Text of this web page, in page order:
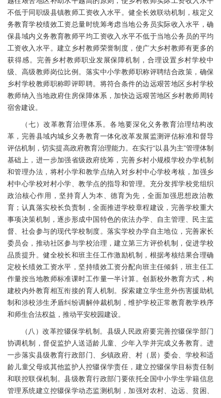
不低于同职级县镇教师工资收入水平。健全长效联动机制，核定义
务教育学校绩效工资总量时统筹考虑当地公务员实际收入水平，确
保县域内义务教育教师平均工资收入水平不低于当地公务员的平均
工资收入水平。建立乡村教师荣誉制度，使广大乡村教师有更多的
获得感。完善乡村教师职业发展保障机制，合理设置乡村学校中
级、高级教师岗位比例。落实中小学教师职称评聘结合政策，确保
乡村学校教师职称即评即聘。将符合条件的边远艰苦地区乡村学校
教师纳入当地政府住房保障体系，加快边远艰苦地区乡村教师周转
宿舍建设。
（七）改革教育治理体系。各地要深化义务教育治理结构改
革，完善县域内城乡义务教育一体化改革发展监测评估标准和督导
评估机制，切实提高政府教育治理能力。在实行“以县为主”管理体制
基础上，进一步加强省级政府统筹，完善乡村小规模学校办学机制
和管理办法，将村小学和教学点纳入对乡村中心学校考核，加强乡
村中心学校对村小学、教学点的指导和管理。充分发挥学校党组织
政治核心作用，坚持育人为本、德育为先，全面加强思想政治教
育；认真落实校长负责制，全面推进学校章程建设，完善学校重大
事项决策机制，逐步形成中国特色的依法办学、自主管理、民主监
督、社会参与的现代学校制度。落实学校办学自主地位，完善家长
委员会，推动社区参与学校治理，建立第三方评价机制，促进学校
品质提升。健全校长和班主任工作激励机制，根据考核结果合理确
定校长绩效工资水平，坚持绩效工资分配向班主任倾斜，班主任工
作量按当地教师标准课时工作量一半计算。创新校外教育方式，构
建校内外教育相互衔接的育人机制。探索建立学生意外伤害援助机
制和涉校涉生矛盾纠纷调解仲裁机制，维护学校正常教育教学秩序
和师生合法权益，推动平安校园建设。
（八）改革控辍保学机制。县级人民政府要完善控辍保学部门
协调机制，督促监护人送适龄儿童、少年入学并完成义务教育。进
一步落实县级教育行政部门、乡镇政府、村（居）委会、学校和适
龄儿童父母或其他监护人控辍保学责任，建立控辍保学目标责任制
和联控联保机制。县级教育行政部门要依托全国中小学生学籍信息
管理系统建立控辍保学动态监测机制，加强对农村、边远、贫困、